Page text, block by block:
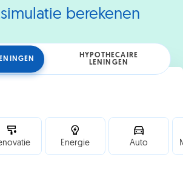
de
druk
verminderen
berekenen
HYPOTHECAIRE
LENINGEN
Energie Auto